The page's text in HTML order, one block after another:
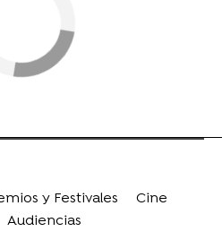
y Festivales
Cine
Audiencias